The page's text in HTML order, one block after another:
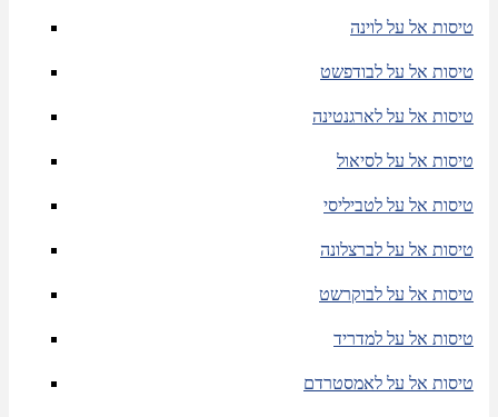
טיסות אל על לוינה
טיסות אל על לבודפשט
טיסות אל על לארגנטינה
טיסות אל על לסיאול
טיסות אל על לטביליסי
טיסות אל על לברצלונה
טיסות אל על לבוקרשט
טיסות אל על למדריד
טיסות אל על לאמסטרדם